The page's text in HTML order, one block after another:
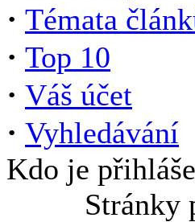
· Témata
· Top 10
· Váš účet
· Vyhledávání
Kdo je
Stránky